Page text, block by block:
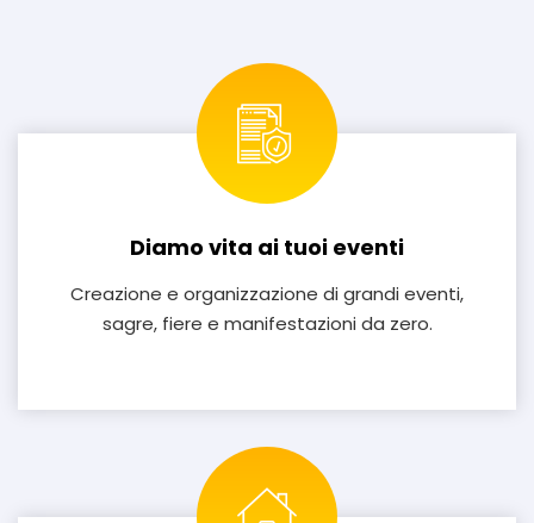
Diamo vita ai tuoi eventi
Creazione e organizzazione di grandi eventi,
sagre, fiere e manifestazioni da zero.